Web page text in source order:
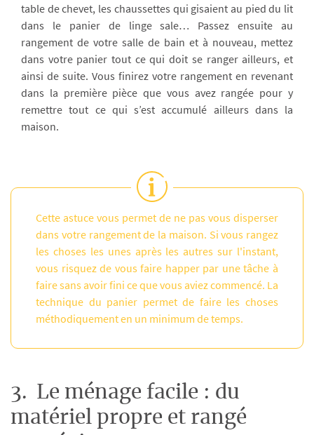
table de chevet, les chaussettes qui gisaient au pied du lit
dans le panier de linge sale… Passez ensuite au
rangement de votre salle de bain et à nouveau, mettez
dans votre panier tout ce qui doit se ranger ailleurs, et
ainsi de suite. Vous finirez votre rangement en revenant
dans la première pièce que vous avez rangée pour y
remettre tout ce qui s’est accumulé ailleurs dans la
maison.
Cette astuce vous permet de ne pas vous disperser
dans votre rangement de la maison. Si vous rangez
les choses les unes après les autres sur l'instant,
vous risquez de vous faire happer par une tâche à
faire sans avoir fini ce que vous aviez commencé. La
technique du panier permet de faire les choses
méthodiquement en un minimum de temps.
3. Le ménage facile : du
matériel propre et rangé